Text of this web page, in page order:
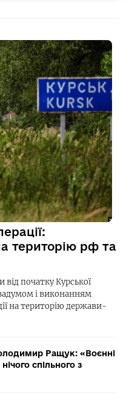
територію рф та
початку Курської
і виконанням
на територію держави-
Ращук: «Воєнні
спільного з